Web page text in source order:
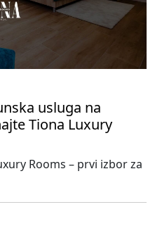
usluga na
Tiona Luxury
Rooms – prvi izbor za